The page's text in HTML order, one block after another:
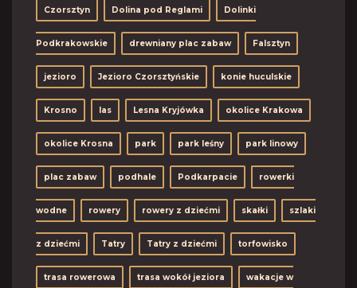
Czorsztyn Dolina pod Reglami Dolinki
Podkrakowskie drewniany plac zabaw Falsztyn
jezioro Jezioro Czorsztyńskie konie huculskie
Krosno las Lesna Kryjówka okolice Krakowa
okolice Krosna park park leśny park linowy
plac zabaw podhale Podkarpacie rowerki
wodne rowery rowery z dziećmi skałki szlaki
z dziećmi Tatry Tatry z dziećmi torfowisko
trasa rowerowa trasa wokół jeziora wakacje w